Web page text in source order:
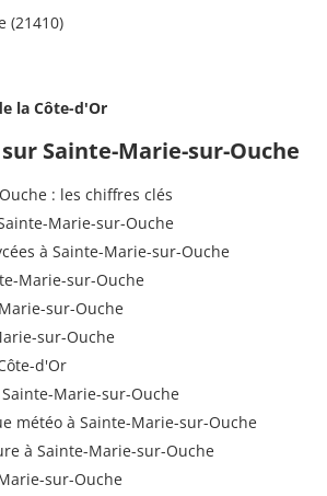
(21410)
la Côte-d'Or
Sainte-Marie-sur-Ouche
: les chiffres clés
Marie-sur-Ouche
à Sainte-Marie-sur-Ouche
Marie-sur-Ouche
sur-Ouche
sur-Ouche
d'Or
Marie-sur-Ouche
météo à Sainte-Marie-sur-Ouche
à Sainte-Marie-sur-Ouche
sur-Ouche